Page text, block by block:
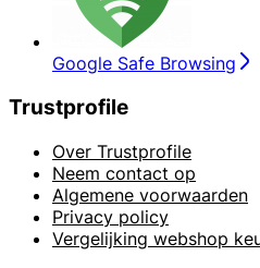
Google Safe Browsing
Trustprofile
Over Trustprofile
Neem contact op
Algemene voorwaarden
Privacy policy
Vergelijking webshop